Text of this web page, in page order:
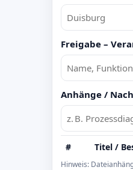
Freigabe –
Anhänge /
# Titel /
Hinweis: